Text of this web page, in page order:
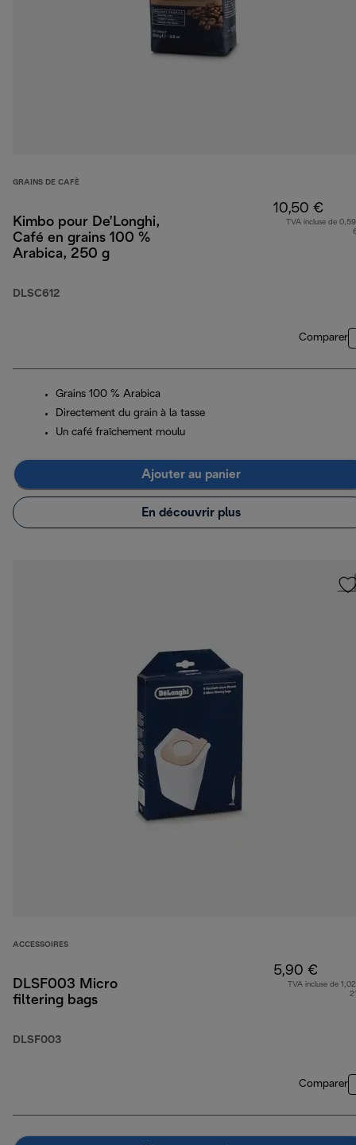
GRAINS DE CAFÈ
Kimbo pour De’Longhi,
Café en grains 100 %
Arabica, 250 g
DLSC612
10,50 €
TVA incluse de
Comparer
Grains 100 % Arabica
Directement du grain à la tasse
Un café fraîchement moulu
Ajouter au panier
En découvrir plus
ACCESSOIRES
DLSF003 Micro
filtering bags
DLSF003
5,90 €
TVA incluse de
Comparer